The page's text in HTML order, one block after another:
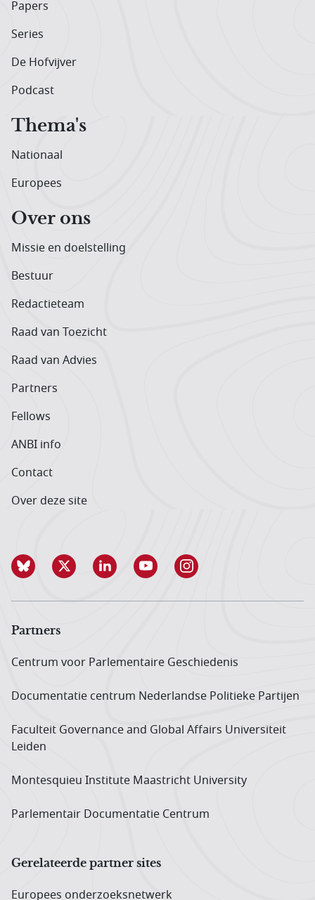
Papers
Series
De Hofvijver
Podcast
Thema's
Nationaal
Europees
Over ons
Missie en doelstelling
Bestuur
Redactieteam
Raad van Toezicht
Raad van Advies
Partners
Fellows
ANBI info
Contact
Over deze site
Partners
Centrum voor Parlementaire Geschiedenis
Documentatie centrum Neder­landse Politieke Partijen
Faculteit Governance and Global Affairs Universiteit
Leiden
Montesquieu Institute Maastricht University
Parlementair Documentatie Centrum
Gerelateerde partner sites
Europees onderzoeks­netwerk